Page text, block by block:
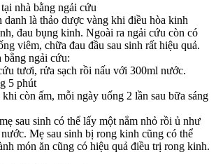
nhà bằng ngải cứu
là thảo dược vàng khi điều hòa kinh
đau bụng kinh. Ngoài ra ngải cứu còn có
viêm, chữa đau đầu sau sinh rất hiệu quả.
ngải cứu:
tươi, rửa sạch rồi nấu với 300ml nước.
5 phút
còn ấm, mỗi ngày uống 2 lần sau bữa sáng
sau sinh có thể lấy một nắm nhỏ rồi ủ như
Mẹ sau sinh bị rong kinh cũng có thể
món ăn cũng có hiệu quả điều trị rong kinh.